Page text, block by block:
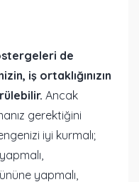
de
iş ortaklığınızın
Ancak
gerektiğini
iyi kurmalı;
yapmalı,